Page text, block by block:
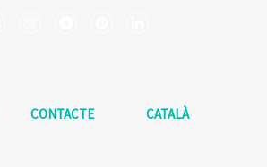
CONTACTE CATALÀ